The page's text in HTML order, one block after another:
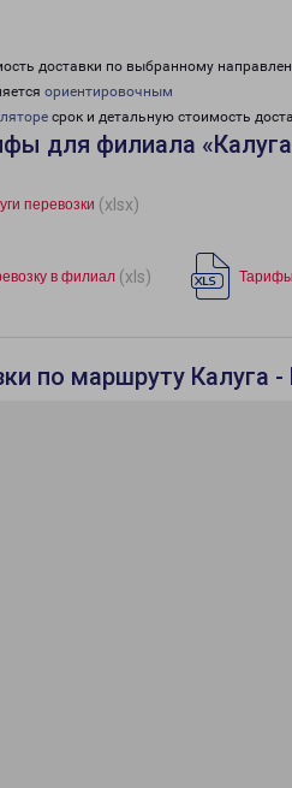
доставки по выбранному
ориентировочным
срок и детальную стоимость
для филиала
перевозки (xlsx)
в филиал (xls)
по маршруту Калуга